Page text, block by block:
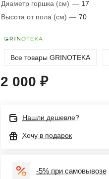
Диаметр горшка (см) — 17
Высота от пола (см) — 70
Все товары GRINOTEKA
2 000 ₽
Нашли дешевле?
Хочу в подарок
-5% при самовывозе